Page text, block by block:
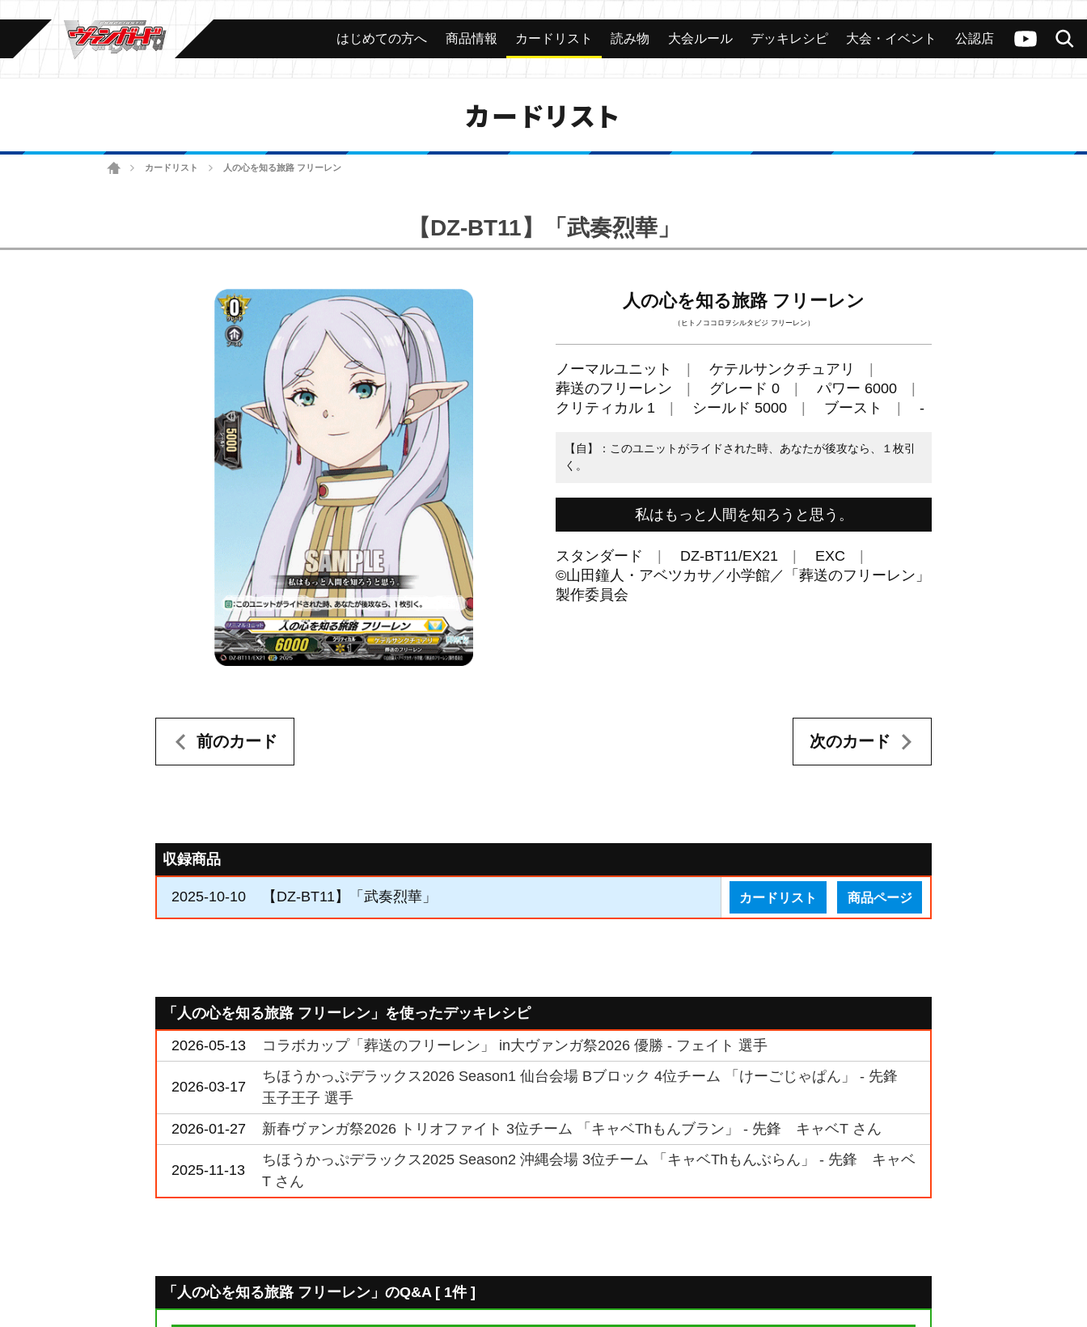
ヴァンガードch
検索
カード 大会 公認店舗 その他
はじめての方へ 商品情報 カードリスト 読み物 大会ルール デッキレシピ 大会・イベント 公認店
カードリスト
ホームカードリスト 人の心を知る旅路 フリーレン
【DZ-BT11】「武奏烈華」
人の心を知る旅路 フリーレン
（ヒトノココロヲシルタビジ フリーレン）
ノーマルユニット
ケテルサンクチュアリ
葬送のフリーレン
グレード 0
パワー 6000
クリティカル 1
シールド 5000 ブースト -
【自】：このユニットがライドされた時、あなたが後攻なら、１枚引
く。
私はもっと人間を知ろうと思う。
スタンダード DZ-BT11/EX21
EXC
©山田鐘人・アベツカサ／小学館／「葬送のフリーレン」
製作委員会
前のカード 次のカード
収録商品
2025-10-10 【DZ-BT11】「武奏烈華」 カードリスト 商品ページ
「人の心を知る旅路 フリーレン」を使ったデッキレシピ
2026-05-13
コラボカップ「葬送のフリーレン」 in大ヴァンガ祭2026 優勝 - フェイト 選手
2026-03-17
ちほうかっぷデラックス2026 Season1 仙台会場 Bブロック 4位チーム 「けーごじゃぱん」 - 先鋒
玉子王子 選手
2026-01-27
新春ヴァンガ祭2026 トリオファイト 3位チーム 「キャベThもんブラン」 - 先鋒 キャベT さん
2025-11-13
ちほうかっぷデラックス2025 Season2 沖縄会場 3位チーム 「キャベThもんぶらん」 - 先鋒 キャベ
T さん
「人の心を知る旅路 フリーレン」のQ&A [ 1件 ]